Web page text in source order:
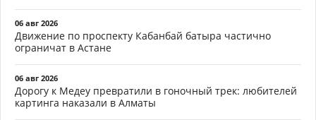
06 авг 2026
Движение по проспекту Кабанбай батыра частично
ограничат в Астане
06 авг 2026
Дорогу к Медеу превратили в гоночный трек: любителей
картинга наказали в Алматы